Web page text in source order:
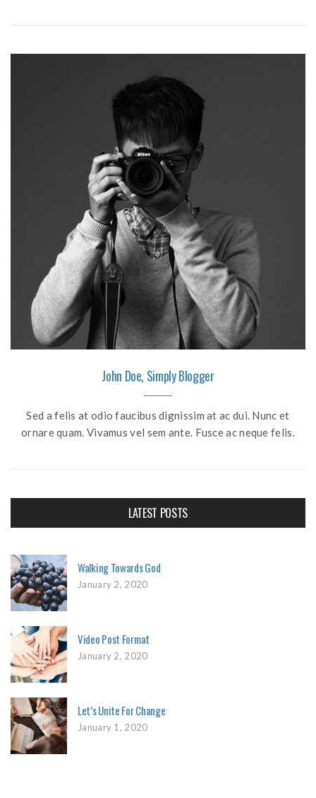
John Doe, Simply Blogger
Sed a felis at odio faucibus dignissim at ac dui. Nunc et
ornare quam. Vivamus vel sem ante. Fusce ac neque felis.
LATEST POSTS
Walking Towards God
January 2, 2020
Video Post Format
January 2, 2020
Let’s Unite For Change
January 1, 2020